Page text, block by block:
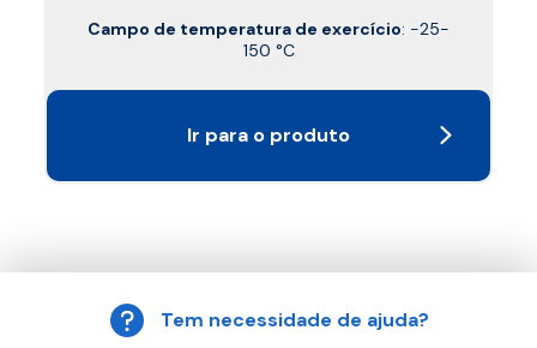
Campo de temperatura de exercício: -25-
150 °C
Ir para o produto
Tem necessidade de ajuda?